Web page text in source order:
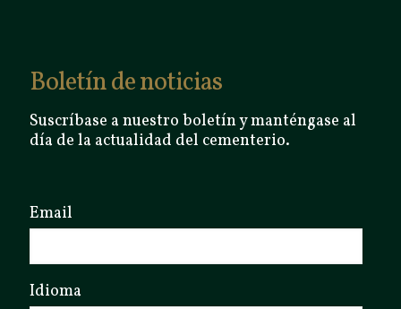
Boletín de noticias
Suscríbase a nuestro boletín y manténgase al
día de la actualidad del cementerio.
Email
Idioma